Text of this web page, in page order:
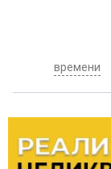
времени